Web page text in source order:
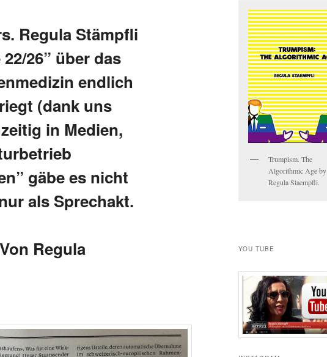
Regula Stämpfli
26” über das
endlich
(dank uns
in Medien,
gäbe es nicht
als Sprechakt.
Regula
Trumpism. The
Algorithmic Age by
Regula Staempfli.
YOU TUBE